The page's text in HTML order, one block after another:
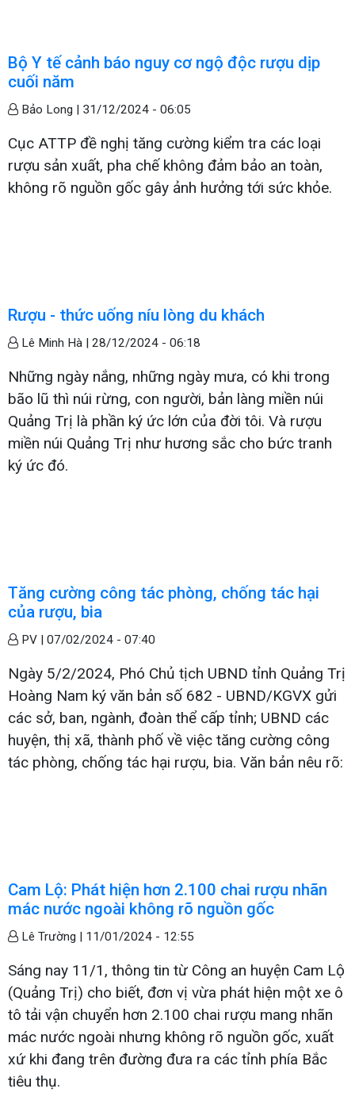
Bộ Y tế cảnh báo nguy cơ ngộ độc rượu dịp
cuối năm
Bảo Long | 31/12/2024 - 06:05
Cục ATTP đề nghị tăng cường kiểm tra các loại
rượu sản xuất, pha chế không đảm bảo an toàn,
không rõ nguồn gốc gây ảnh hưởng tới sức khỏe.
Rượu - thức uống níu lòng du khách
Lê Minh Hà | 28/12/2024 - 06:18
Những ngày nắng, những ngày mưa, có khi trong
bão lũ thì núi rừng, con người, bản làng miền núi
Quảng Trị là phần ký ức lớn của đời tôi. Và rượu
miền núi Quảng Trị như hương sắc cho bức tranh
ký ức đó.
Tăng cường công tác phòng, chống tác hại
của rượu, bia
PV | 07/02/2024 - 07:40
Ngày 5/2/2024, Phó Chủ tịch UBND tỉnh Quảng Trị
Hoàng Nam ký văn bản số 682 - UBND/KGVX gửi
các sở, ban, ngành, đoàn thể cấp tỉnh; UBND các
huyện, thị xã, thành phố về việc tăng cường công
tác phòng, chống tác hại rượu, bia. Văn bản nêu rõ:
Cam Lộ: Phát hiện hơn 2.100 chai rượu nhãn
mác nước ngoài không rõ nguồn gốc
Lê Trường | 11/01/2024 - 12:55
Sáng nay 11/1, thông tin từ Công an huyện Cam Lộ
(Quảng Trị) cho biết, đơn vị vừa phát hiện một xe ô
tô tải vận chuyển hơn 2.100 chai rượu mang nhãn
mác nước ngoài nhưng không rõ nguồn gốc, xuất
xứ khi đang trên đường đưa ra các tỉnh phía Bắc
tiêu thụ.